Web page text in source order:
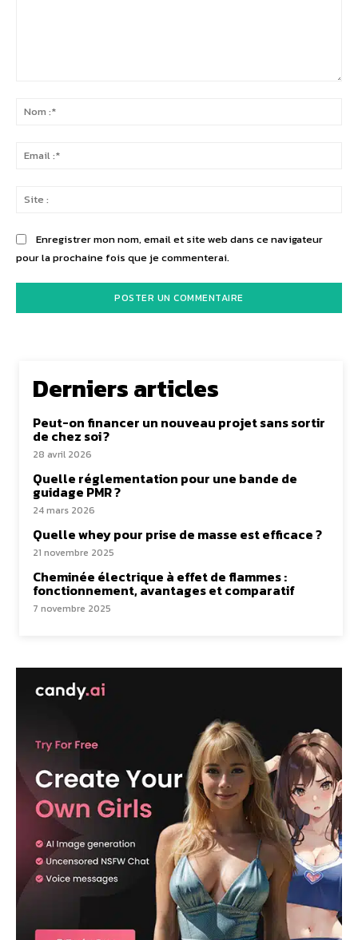
Enregistrer mon nom, email et site web dans ce navigateur
pour la prochaine fois que je commenterai.
Derniers articles
Peut-on financer un nouveau projet sans sortir
de chez soi ?
28 avril 2026
Quelle réglementation pour une bande de
guidage PMR ?
24 mars 2026
Quelle whey pour prise de masse est efficace ?
21 novembre 2025
Cheminée électrique à effet de flammes :
fonctionnement, avantages et comparatif
7 novembre 2025